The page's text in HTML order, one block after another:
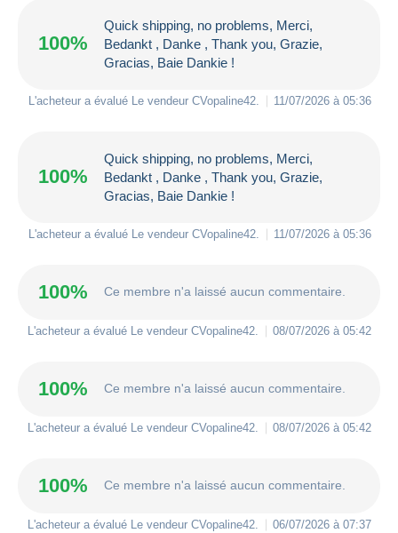
100%
Quick shipping, no problems, Merci,
Bedankt , Danke , Thank you, Grazie,
Gracias, Baie Dankie !
L'acheteur a évalué Le vendeur CVopaline42 11/07/2026 à 05:36
100%
Quick shipping, no problems, Merci,
Bedankt , Danke , Thank you, Grazie,
Gracias, Baie Dankie !
L'acheteur a évalué Le vendeur CVopaline42 11/07/2026 à 05:36
100% Ce membre n'a laissé aucun commentaire.
L'acheteur a évalué Le vendeur CVopaline42 08/07/2026 à 05:42
100% Ce membre n'a laissé aucun commentaire.
L'acheteur a évalué Le vendeur CVopaline42 08/07/2026 à 05:42
100% Ce membre n'a laissé aucun commentaire.
L'acheteur a évalué Le vendeur CVopaline42 06/07/2026 à 07:37